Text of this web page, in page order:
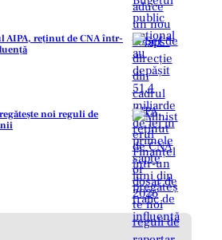
AIPA, reținut de CNA într-
noi reguli de